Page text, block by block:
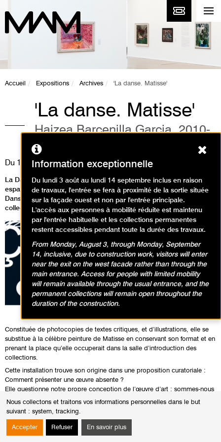
Nous collectons et traitons vos informations personnelles dans le but
suivant : system, tracking.
Accepter Refuser En savoir plus
Accueil Expositions Archives 'La danse. Matisse'
'La danse. Matisse'
Haizea Barcenilla Garcia, 2010-
2012
Du 10 avrilau20 mai 2012
La Danse de Matisse d’Haizea Barcenilla Garcia, jeune curatrice
espagnole née en 1981 se réfère à la première version de La
Danse datée de 1909 de Henri Matisse et conservée dans les
collections du MOMA à New York.
Constituée de photocopies de textes critiques, et d’illustrations, elle se
substitue à la célèbre peinture de Matisse en conservant son format et en
prenant la place qu’elle occuperait dans la salle d’introduction des
collections.
Cette installation trouve son origine dans une proposition curatoriale :
Comment présenter une œuvre absente ?
Elle questionne notre propre conception de l’œuvre d’art : sommes-nous
sensibles à son originalité ou à ce qui contribue à la création de sa
mythologie : le discours inhérent à l’œuvre, la reproduction de son
Cette installation est l’une des soixante-quatorze œuvres formant
l’exposition ça et là (This&There) présentée du 10 avril au 19 mai 2012
Information exceptionnelle
Du lundi 3 août au lundi 14 septembre inclus en raison
de travaux, l'entrée se fera à proximité de la sortie située
sur la façade ouest et non par l'entrée principale.
L'accès aux personnes à mobilité réduite est maintenu
par l'entrée habituelle et les collections permanentes
restent accessibles pendant toute la durée des travaux.
From Monday, August 3, through Monday, September
14, inclusive, due to construction work, visitors will enter
near the exit on the west facade rather than through the
main entrance. Access for people with limited mobility
will remain available through the usual entrance, and the
permanent collections will remain open throughout the
duration of the construction.